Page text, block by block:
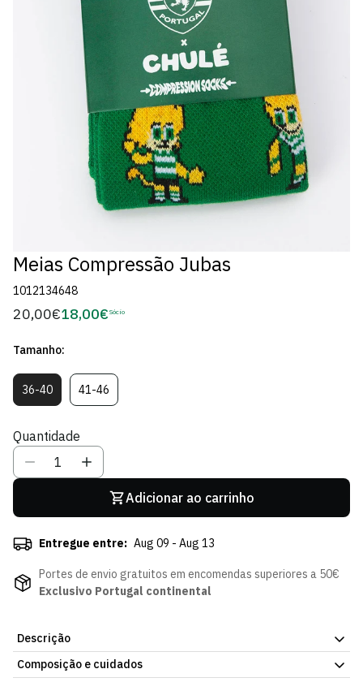
Meias Compressão Jubas
1012134648
Preço
20,00€ Preço
Sócio
18,00€ Sócio
Tamanho:
36-40Variante
Esgotada
Indisponível
41-46Variante
Esgotada
Quantidade
Adicionar ao carrinho
Entregue entre: Aug 09 - Aug 13
Portes de envio gratuitos em encomendas superiores a 50€
Exclusivo Portugal continental
Descrição
O Jubas na tecnologia de compressão do Sporting CP. As Meias
Composição e cuidados